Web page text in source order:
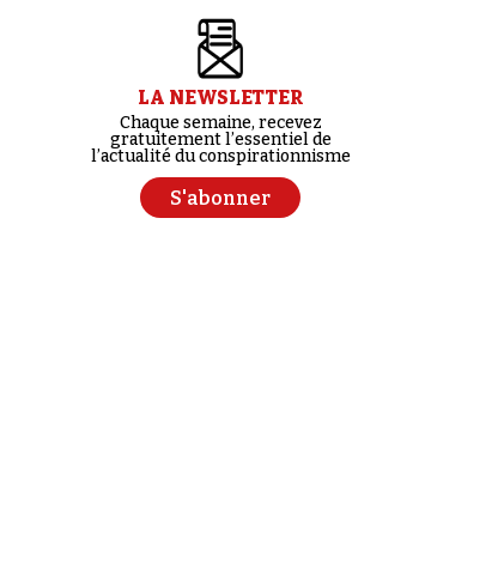
LA NEWSLETTER
Chaque semaine, recevez
gratuitement l’essentiel de
l’actualité du conspirationnisme
S'abonner